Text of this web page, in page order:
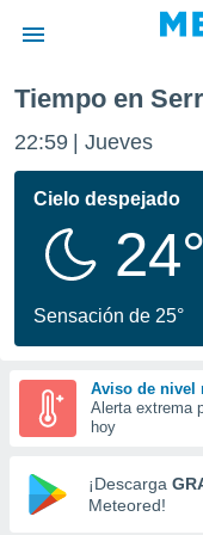
de
ha
calidad.
a este
las
y
forma
digital
basada
Tiempo en
22:59 Jueves
Cielo despejado
24°
Sensación de 25°
Aviso de nivel
Alerta extrema
hoy
¡Descarga
Meteored!